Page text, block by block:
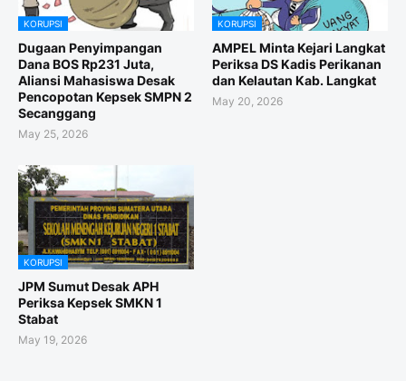
KORUPSI
Dugaan Penyimpangan
Dana BOS Rp231 Juta,
Aliansi Mahasiswa Desak
Pencopotan Kepsek SMPN 2
Secanggang
May 25, 2026
KORUPSI
AMPEL Minta Kejari Langkat
Periksa DS Kadis Perikanan
dan Kelautan Kab. Langkat
May 20, 2026
KORUPSI
JPM Sumut Desak APH
Periksa Kepsek SMKN 1
Stabat
May 19, 2026